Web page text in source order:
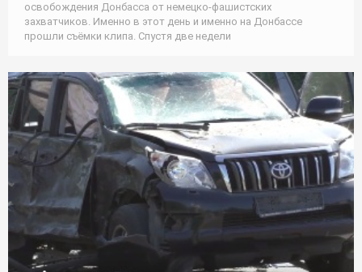
освобождения Донбасса от немецко-фашистских
захватчиков. Именно в этот день и именно на Донбассе
прошли съёмки клипа. Спустя две недели